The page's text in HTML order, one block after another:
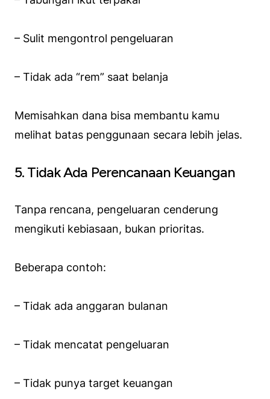
– Sulit mengontrol pengeluaran
– Tidak ada “rem” saat belanja
Memisahkan dana bisa membantu kamu
melihat batas penggunaan secara lebih jelas.
5. Tidak Ada Perencanaan Keuangan
Tanpa rencana, pengeluaran cenderung
mengikuti kebiasaan, bukan prioritas.
Beberapa contoh:
– Tidak ada anggaran bulanan
– Tidak mencatat pengeluaran
– Tidak punya target keuangan